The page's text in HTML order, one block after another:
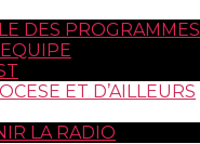
DES PROGRAMMES
ET D’AILLEURS
LA RADIO